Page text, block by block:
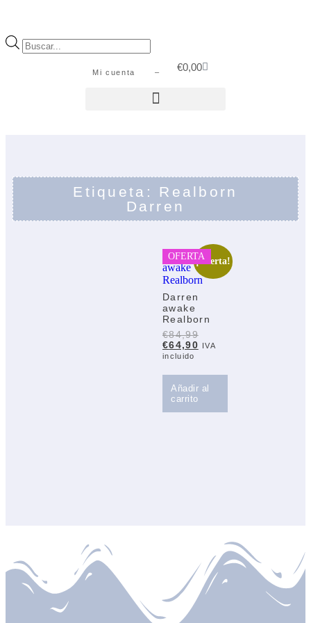
Mi cuenta – €0,00
Etiqueta: Realborn
Darren
¡Oferta!
OFERTA
Darren
awake
Realborn
€84,99
€64,90 IVA
incluido
Añadir al
carrito